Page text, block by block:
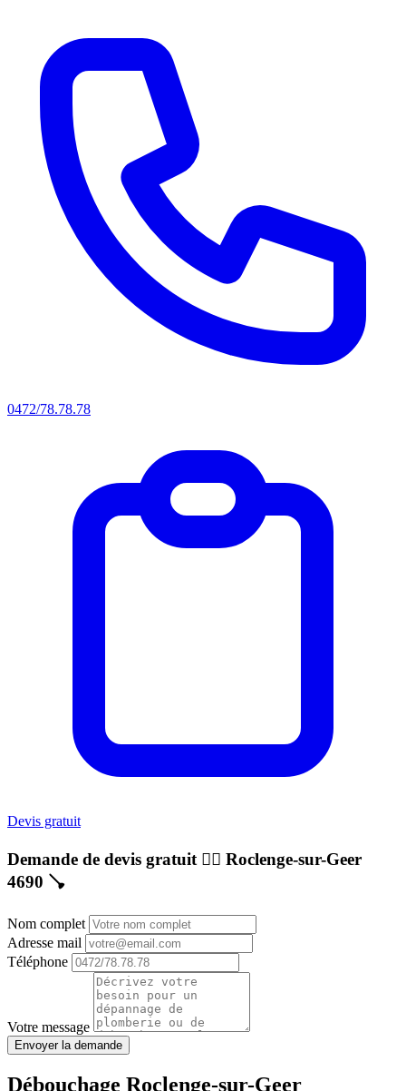
0472/78.78.78
Devis gratuit
Demande de devis gratuit 👷‍♂️ Roclenge-sur-Geer
4690 🪠
Nom complet
Adresse mail
Téléphone
Votre message
Envoyer la demande
Débouchage Roclenge-sur-Geer